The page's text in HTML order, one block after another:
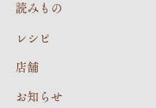
読みもの
レシピ
店舗
お知らせ